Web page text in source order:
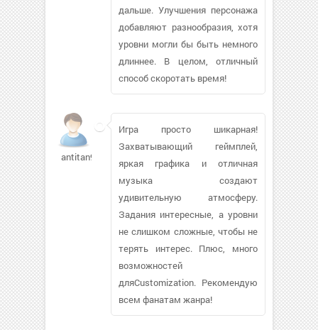
дальше. Улучшения персонажа
добавляют разнообразия, хотя
уровни могли бы быть немного
длиннее. В целом, отличный
способ скоротать время!
antitan9
Игра просто шикарная!
Захватывающий геймплей,
яркая графика и отличная
музыка создают
удивительную атмосферу.
Задания интересные, а уровни
не слишком сложные, чтобы не
терять интерес. Плюс, много
возможностей
дляCustomization. Рекомендую
всем фанатам жанра!